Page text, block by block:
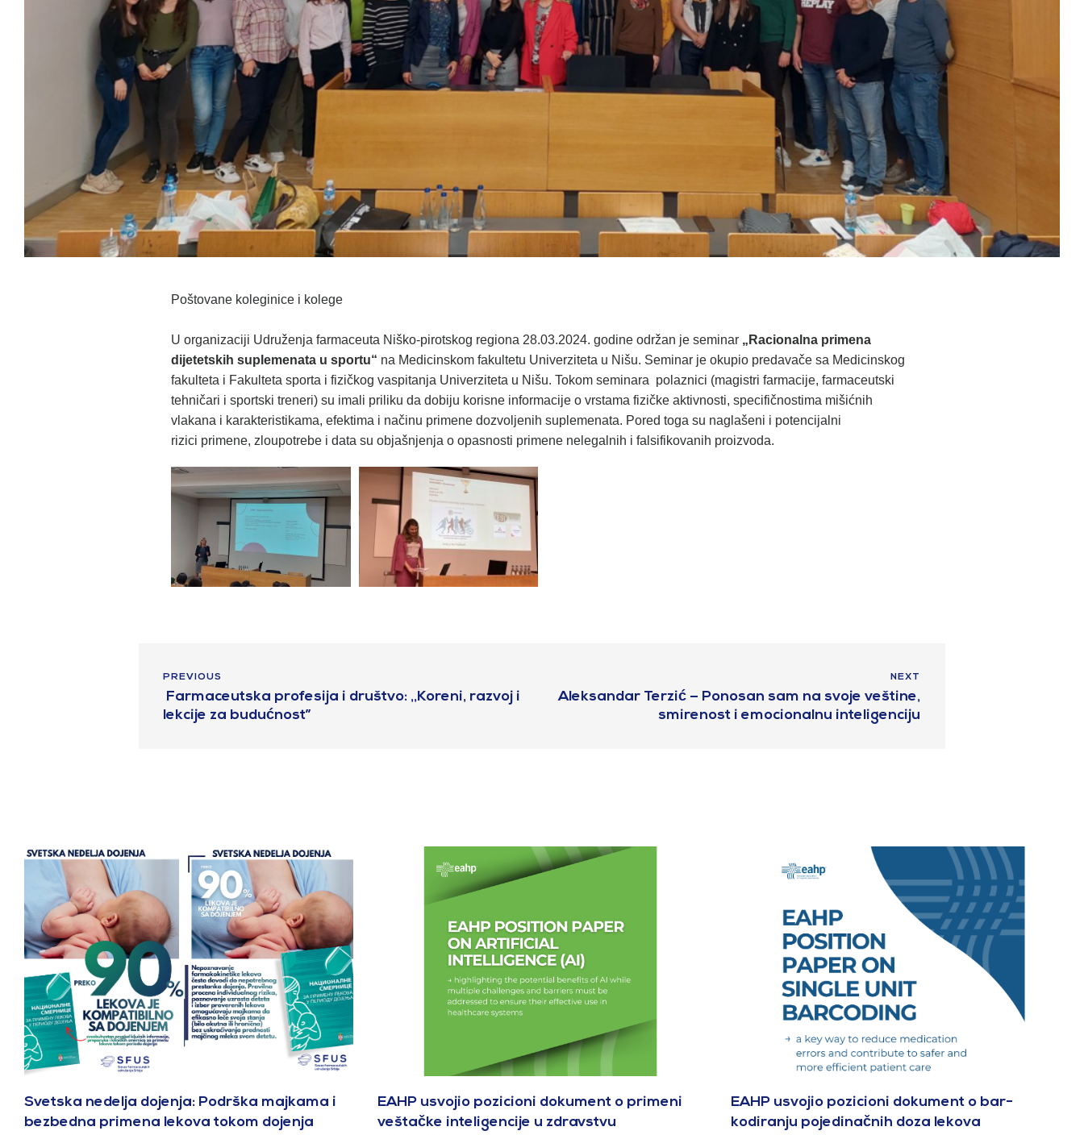
Poštovane koleginice i kolege
U organizaciji Udruženja farmaceuta Niško-pirotskog regiona 28.03.2024. godine održan je seminar „Racionalna primena
dijetetskih suplemenata u sportu“ na Medicinskom fakultetu Univerziteta u Nišu. Seminar je okupio predavače sa Medicinskog
fakulteta i Fakulteta sporta i fizičkog vaspitanja Univerziteta u Nišu. Tokom seminara polaznici (magistri farmacije, farmaceutski
tehničari i sportski treneri) su imali priliku da dobiju korisne informacije o vrstama fizičke aktivnosti, specifičnostima mišićnih
vlakana i karakteristikama, efektima i načinu primene dozvoljenih suplemenata. Pored toga su naglašeni i potencijalni
rizici primene, zloupotrebe i data su objašnjenja o opasnosti primene nelegalnih i falsifikovanih proizvoda.
PREVIOUS
Farmaceutska profesija i društvo: ,,Koreni, razvoj i
lekcije za budućnost”
NEXT
Aleksandar Terzić – Ponosan sam na svoje veštine,
smirenost i emocionalnu inteligenciju
Svetska nedelja dojenja: Podrška majkama i
bezbedna primena lekova tokom dojenja
EAHP usvojio pozicioni dokument o primeni
veštačke inteligencije u zdravstvu
EAHP usvojio pozicioni dokument o bar-
kodiranju pojedinačnih doza lekova